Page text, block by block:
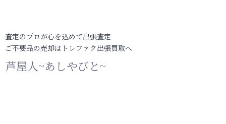
査定のプロが心を込めて出張査定
ご不要品の売却はトレファク出張買取へ
芦屋人~あしやびと~